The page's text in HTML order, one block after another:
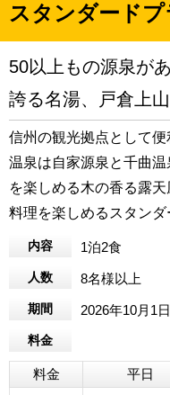
スタンダードプ
50以上もの源泉が
誇る名湯、戸倉上山
信州の観光拠点として便
温泉は自家源泉と千曲
を楽しめる木の香る露
料理を楽しめるスタンダ
内容 1泊2食
人数 8名様以上
期間 2026年10月1
料金
料金 平日